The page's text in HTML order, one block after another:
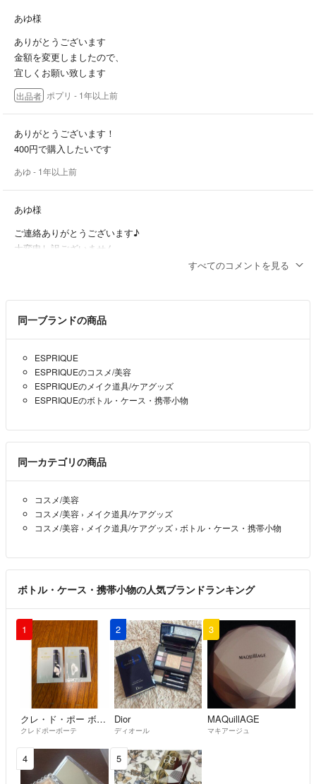
あゆ様
ありがとうございます
金額を変更しましたので、
宜しくお願い致します
出品者 ポプリ - 1年以上前
ありがとうございます！
400円で購入したいです
あゆ - 1年以上前
あゆ様
ご連絡ありがとうございます♪
大変申し訳ございません…
はじめまして
購入希望なんですけど、300円にお値下げ可能でしょうか？
あゆ - 1年以上前
すべてのコメントを見る
同一ブランドの商品
ESPRIQUE
ESPRIQUEのコスメ/美容
ESPRIQUEのメイク道具/ケアグッズ
ESPRIQUEのボトル・ケース・携帯小物
同一カテゴリの商品
コスメ/美容
コスメ/美容 › メイク道具/ケアグッズ
コスメ/美容 › メイク道具/ケアグッズ › ボトル・ケース・携帯小物
ボトル・ケース・携帯小物の人気ブランドランキング
1
クレ・ド・ポー ボーテ
クレドポーボーテ
2
Dior
ディオール
3
MAQuillAGE
マキアージュ
4 5